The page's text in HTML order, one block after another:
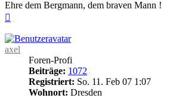
Ehre dem Bergmann, dem braven Mann !
axel
Foren-Profi
Beiträge: 1072
Registriert: So. 11. Feb 07 1:07
Wohnort: Dresden